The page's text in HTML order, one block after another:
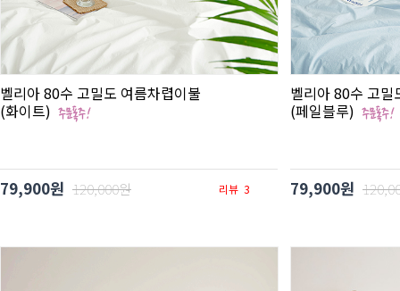
벨리아 80수 고밀도 여름차렵이불
(화이트)
79,900원 120,000원 리뷰 3
벨리아 80수 고밀
(페일블루)
79,900원